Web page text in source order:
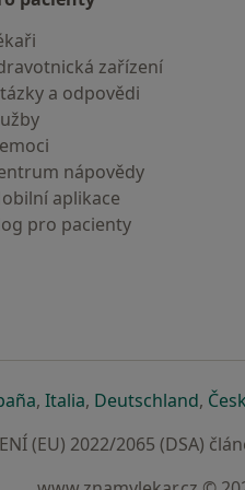
zařízení
a odpovědi
nápovědy
aplikace
pro pacienty
záložce
v nové záložce
se otevře v nové záložce
, Italiase otevře v nové
, Deutschlandse
,
(EU) 2022/2065 (DSA)